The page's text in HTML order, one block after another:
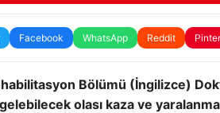
Facebook WhatsApp Reddit
Bölümü (İngilizce)
olası kaza ve